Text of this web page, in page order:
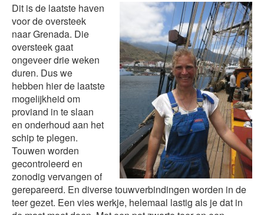
Dit is de laatste haven
voor de oversteek
naar Grenada. Die
oversteek gaat
ongeveer drie weken
duren. Dus we
hebben hier de laatste
mogelijkheid om
proviand in te slaan
en onderhoud aan het
schip te plegen.
Touwen worden
gecontroleerd en
zonodig vervangen of
gerepareerd. En diverse touwverbindingen worden in de
teer gezet. Een vies werkje, helemaal lastig als je dat in